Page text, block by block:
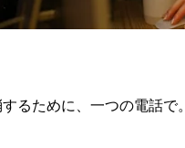
るために、一つの電話で。